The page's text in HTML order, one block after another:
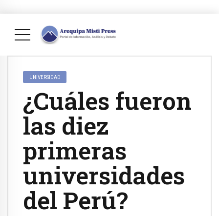
UNIVERSIDAD
¿Cuáles fueron
las diez
primeras
universidades
del Perú?